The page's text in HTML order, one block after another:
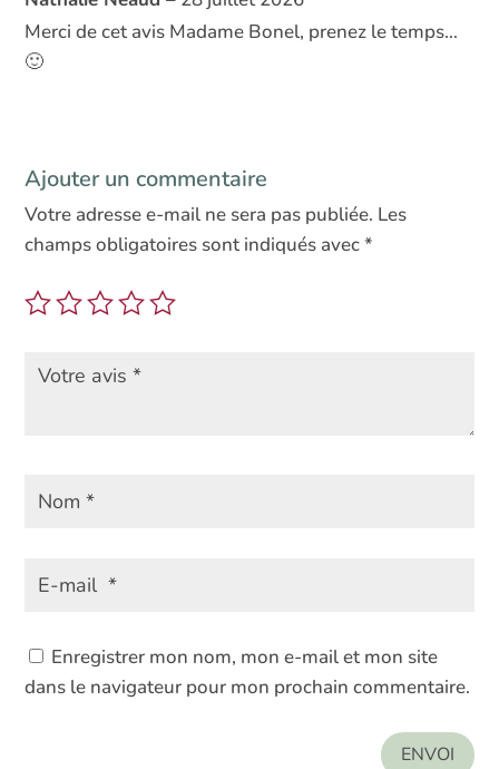
Merci de cet avis Madame Bonel, prenez le temps…
🙂
Ajouter un commentaire
Votre adresse e-mail ne sera pas publiée. Les
champs obligatoires sont indiqués avec*
Enregistrer mon nom, mon e-mail et mon site
dans le navigateur pour mon prochain commentaire.
ENVOI